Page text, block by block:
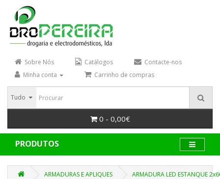
Sobre Nós Catálogos
Contacte-nos
Minha conta
Carrinho de compras
Tudo
0 - 0,00€
PRODUTOS
ARMADURAS E APLIQUES ARMADURA LED ESTANQUE